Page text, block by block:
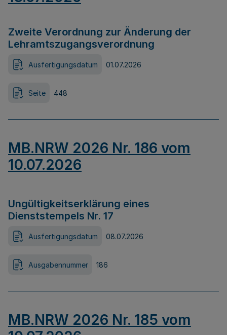
Zweite Verordnung zur Änderung der
Lehramtszugangsverordnung
Ausfertigungsdatum 01.07.2026
Seite 448
MB.NRW 2026 Nr. 186 vom
10.07.2026
Ungültigkeitserklärung eines
Dienststempels Nr. 17
Ausfertigungsdatum 08.07.2026
Ausgabennummer 186
MB.NRW 2026 Nr. 185 vom